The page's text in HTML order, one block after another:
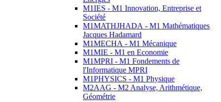
M1IES - M1 Innovation, Entreprise et
Société
M1MATHJHADA - M1 Mathématiques
Jacques Hadamard
M1MECHA - M1 Mécanique
M1MIE - M1 en Economie
M1MPRI - M1 Fondements de
l'Informatique MPRI
M1PHYSICS - M1 Physique
M2AAG - M2 Analyse, Arithmétique,
Géométrie